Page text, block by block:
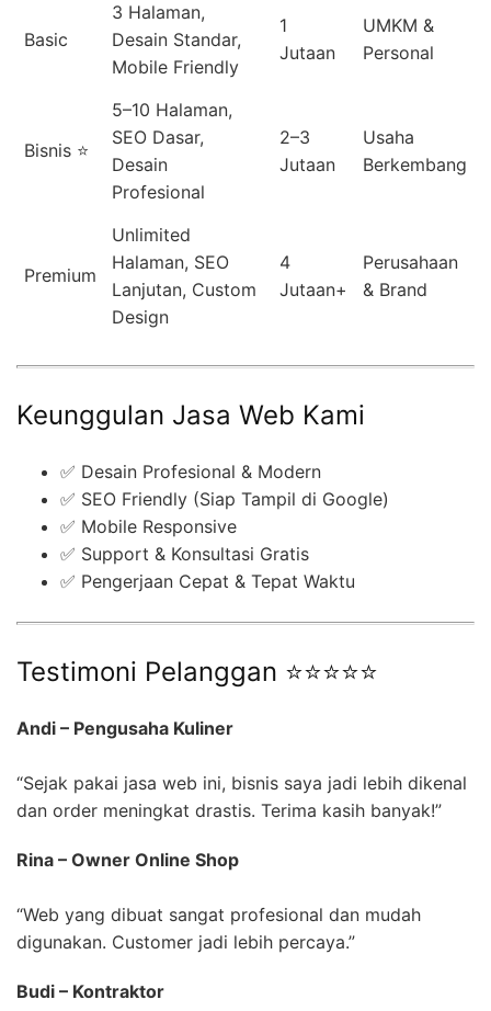
Basic
3 Halaman,
Desain Standar,
Mobile Friendly
1
Jutaan
UMKM &
Personal
Bisnis ⭐
5–10 Halaman,
SEO Dasar,
Desain
Profesional
2–3
Jutaan
Usaha
Berkembang
Premium
Unlimited
Halaman, SEO
Lanjutan, Custom
Design
4
Jutaan+
Perusahaan
& Brand
Keunggulan Jasa Web Kami
✅ Desain Profesional & Modern
✅ SEO Friendly (Siap Tampil di Google)
✅ Mobile Responsive
✅ Support & Konsultasi Gratis
✅ Pengerjaan Cepat & Tepat Waktu
Testimoni Pelanggan ⭐⭐⭐⭐⭐
Andi – Pengusaha Kuliner
“Sejak pakai jasa web ini, bisnis saya jadi lebih dikenal
dan order meningkat drastis. Terima kasih banyak!”
Rina – Owner Online Shop
“Web yang dibuat sangat profesional dan mudah
digunakan. Customer jadi lebih percaya.”
Budi – Kontraktor